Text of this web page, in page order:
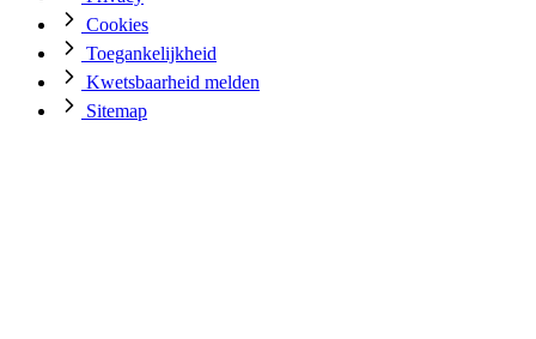
Cookies
Toegankelijkheid
Kwetsbaarheid melden
Sitemap